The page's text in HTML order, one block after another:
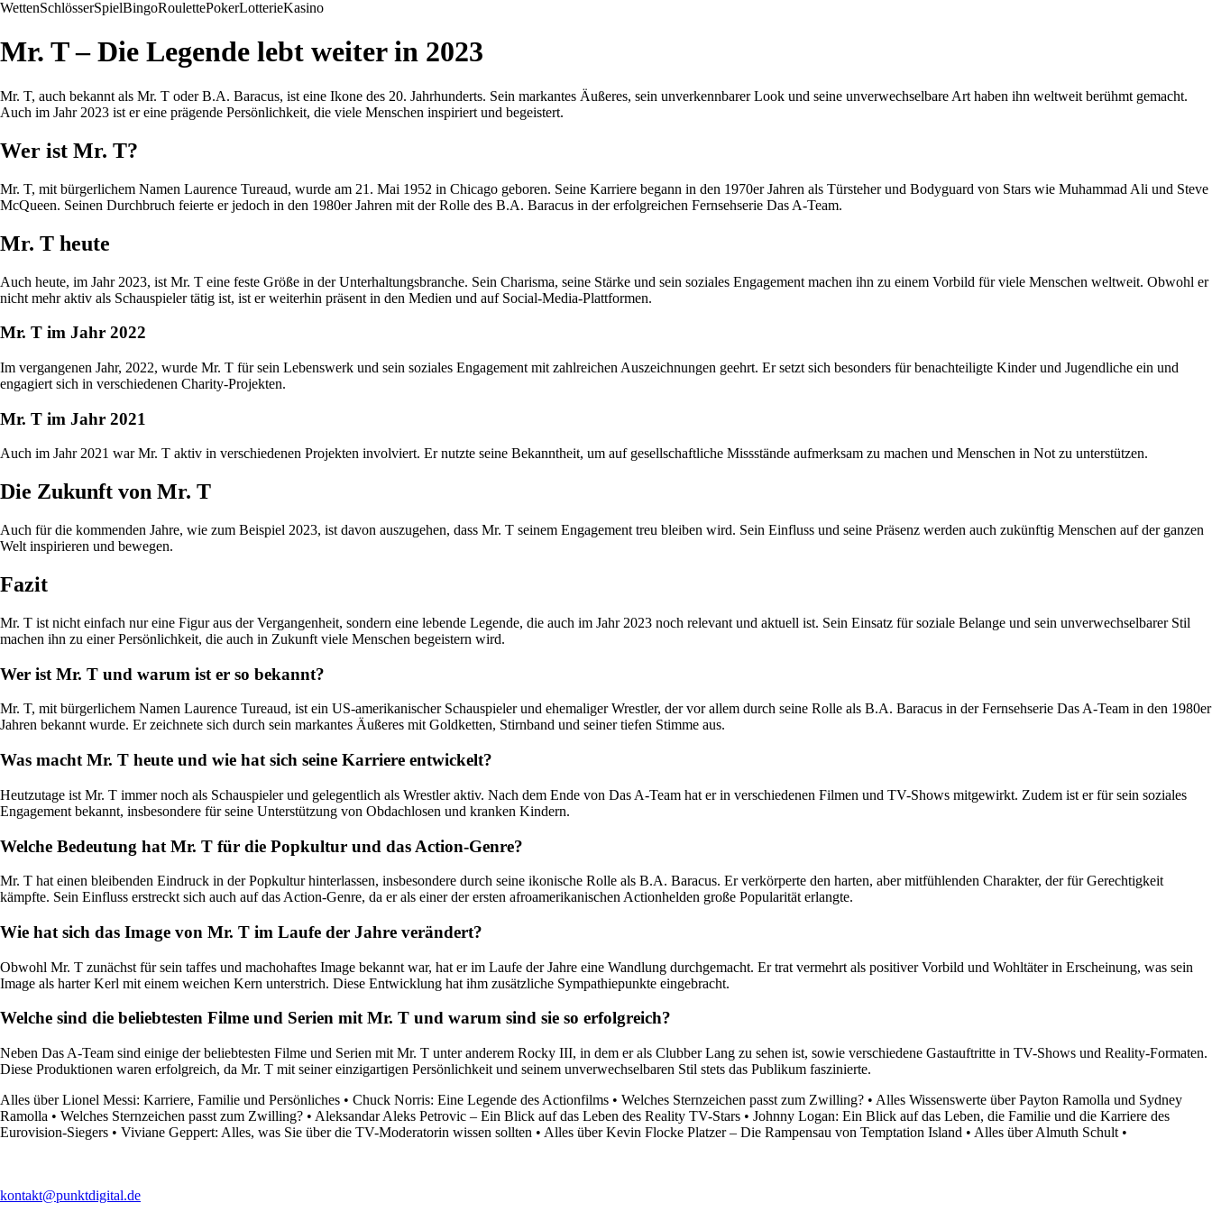
WettenSchlösserSpielBingoRoulettePokerLotterieKasino
Mr. T – Die Legende lebt weiter in 2023
Mr. T, auch bekannt als Mr. T oder B.A. Baracus, ist eine Ikone des 20. Jahrhunderts. Sein markantes Äußeres, sein unverkennbarer Look und seine unverwechselbare Art haben ihn weltweit berühmt gemacht.
Auch im Jahr 2023 ist er eine prägende Persönlichkeit, die viele Menschen inspiriert und begeistert.
Wer ist Mr. T?
Mr. T, mit bürgerlichem Namen Laurence Tureaud, wurde am 21. Mai 1952 in Chicago geboren. Seine Karriere begann in den 1970er Jahren als Türsteher und Bodyguard von Stars wie Muhammad Ali und Steve
McQueen. Seinen Durchbruch feierte er jedoch in den 1980er Jahren mit der Rolle des B.A. Baracus in der erfolgreichen Fernsehserie Das A-Team.
Mr. T heute
Auch heute, im Jahr 2023, ist Mr. T eine feste Größe in der Unterhaltungsbranche. Sein Charisma, seine Stärke und sein soziales Engagement machen ihn zu einem Vorbild für viele Menschen weltweit. Obwohl er
nicht mehr aktiv als Schauspieler tätig ist, ist er weiterhin präsent in den Medien und auf Social-Media-Plattformen.
Mr. T im Jahr 2022
Im vergangenen Jahr, 2022, wurde Mr. T für sein Lebenswerk und sein soziales Engagement mit zahlreichen Auszeichnungen geehrt. Er setzt sich besonders für benachteiligte Kinder und Jugendliche ein und
engagiert sich in verschiedenen Charity-Projekten.
Mr. T im Jahr 2021
Auch im Jahr 2021 war Mr. T aktiv in verschiedenen Projekten involviert. Er nutzte seine Bekanntheit, um auf gesellschaftliche Missstände aufmerksam zu machen und Menschen in Not zu unterstützen.
Die Zukunft von Mr. T
Auch für die kommenden Jahre, wie zum Beispiel 2023, ist davon auszugehen, dass Mr. T seinem Engagement treu bleiben wird. Sein Einfluss und seine Präsenz werden auch zukünftig Menschen auf der ganzen
Welt inspirieren und bewegen.
Fazit
Mr. T ist nicht einfach nur eine Figur aus der Vergangenheit, sondern eine lebende Legende, die auch im Jahr 2023 noch relevant und aktuell ist. Sein Einsatz für soziale Belange und sein unverwechselbarer Stil
machen ihn zu einer Persönlichkeit, die auch in Zukunft viele Menschen begeistern wird.
Wer ist Mr. T und warum ist er so bekannt?
Mr. T, mit bürgerlichem Namen Laurence Tureaud, ist ein US-amerikanischer Schauspieler und ehemaliger Wrestler, der vor allem durch seine Rolle als B.A. Baracus in der Fernsehserie Das A-Team in den 1980er
Jahren bekannt wurde. Er zeichnete sich durch sein markantes Äußeres mit Goldketten, Stirnband und seiner tiefen Stimme aus.
Was macht Mr. T heute und wie hat sich seine Karriere entwickelt?
Heutzutage ist Mr. T immer noch als Schauspieler und gelegentlich als Wrestler aktiv. Nach dem Ende von Das A-Team hat er in verschiedenen Filmen und TV-Shows mitgewirkt. Zudem ist er für sein soziales
Engagement bekannt, insbesondere für seine Unterstützung von Obdachlosen und kranken Kindern.
Welche Bedeutung hat Mr. T für die Popkultur und das Action-Genre?
Mr. T hat einen bleibenden Eindruck in der Popkultur hinterlassen, insbesondere durch seine ikonische Rolle als B.A. Baracus. Er verkörperte den harten, aber mitfühlenden Charakter, der für Gerechtigkeit
kämpfte. Sein Einfluss erstreckt sich auch auf das Action-Genre, da er als einer der ersten afroamerikanischen Actionhelden große Popularität erlangte.
Wie hat sich das Image von Mr. T im Laufe der Jahre verändert?
Obwohl Mr. T zunächst für sein taffes und machohaftes Image bekannt war, hat er im Laufe der Jahre eine Wandlung durchgemacht. Er trat vermehrt als positiver Vorbild und Wohltäter in Erscheinung, was sein
Image als harter Kerl mit einem weichen Kern unterstrich. Diese Entwicklung hat ihm zusätzliche Sympathiepunkte eingebracht.
Welche sind die beliebtesten Filme und Serien mit Mr. T und warum sind sie so erfolgreich?
Neben Das A-Team sind einige der beliebtesten Filme und Serien mit Mr. T unter anderem Rocky III, in dem er als Clubber Lang zu sehen ist, sowie verschiedene Gastauftritte in TV-Shows und Reality-Formaten.
Diese Produktionen waren erfolgreich, da Mr. T mit seiner einzigartigen Persönlichkeit und seinem unverwechselbaren Stil stets das Publikum faszinierte.
Alles über Lionel Messi: Karriere, Familie und Persönliches • Chuck Norris: Eine Legende des Actionfilms • Welches Sternzeichen passt zum Zwilling? • Alles Wissenswerte über Payton Ramolla und Sydney
Ramolla • Welches Sternzeichen passt zum Zwilling? • Aleksandar Aleks Petrovic – Ein Blick auf das Leben des Reality TV-Stars • Johnny Logan: Ein Blick auf das Leben, die Familie und die Karriere des
Eurovision-Siegers • Viviane Geppert: Alles, was Sie über die TV-Moderatorin wissen sollten • Alles über Kevin Flocke Platzer – Die Rampensau von Temptation Island • Alles über Almuth Schult •
kontakt@punktdigital.de